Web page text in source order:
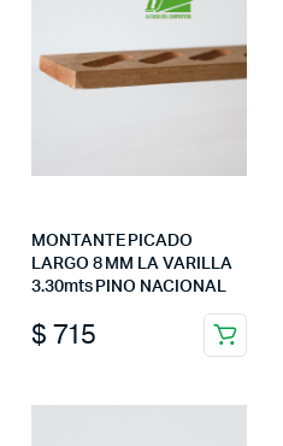
MONTANTE PICADO
LARGO 8 MM LA VARILLA
3.30mts PINO NACIONAL
$ 715